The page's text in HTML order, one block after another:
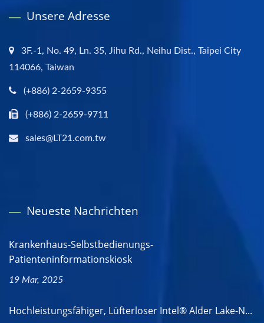
Unsere Adresse
3F.-1, No. 49, Ln. 35, Jihu Rd., Neihu Dist., Taipei City
114066, Taiwan
(+886) 2-2659-9355
(+886) 2-2659-9711
sales@LT21.com.tw
Neueste Nachrichten
Krankenhaus-Selbstbedienungs-
Patienteninformationskiosk
19 Mar, 2025
Hochleistungsfähiger, Lüfterloser Intel® Alder Lake-N...